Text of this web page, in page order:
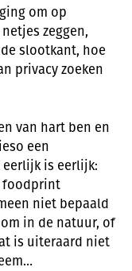
om op
zeggen,
slootkant, hoe
privacy zoeken
van hart ben en
een
eerlijk is eerlijk:
foodprint
niet bepaald
in de natuur, of
is uiteraard niet